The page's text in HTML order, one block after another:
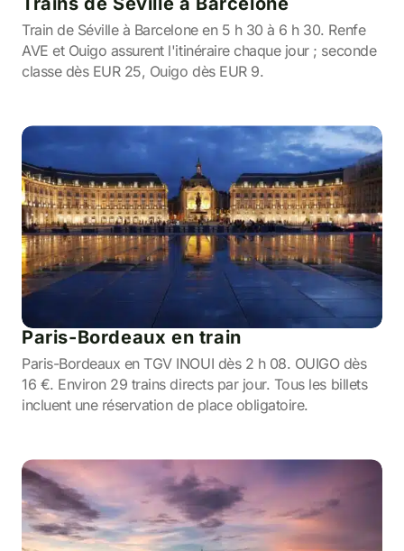
Train de Séville à Barcelone en 5 h 30 à 6 h 30. Renfe
AVE et Ouigo assurent l'itinéraire chaque jour ; seconde
classe dès EUR 25, Ouigo dès EUR 9.
Paris-Bordeaux en train
Paris-Bordeaux en TGV INOUI dès 2 h 08. OUIGO dès
16 €. Environ 29 trains directs par jour. Tous les billets
incluent une réservation de place obligatoire.